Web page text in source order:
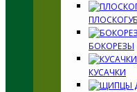
БОКОРЕЗЫ
КУСАЧКИ